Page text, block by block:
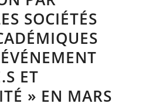
SOCIÉTÉS
ET
» EN MARS